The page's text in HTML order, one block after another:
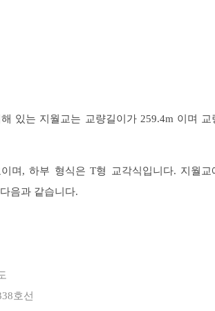
있는 지월교는 교량길이가 259.4m 이며 교
며, 하부 형식은 T형 교각식입니다. 지월교
음과 같습니다.
호선